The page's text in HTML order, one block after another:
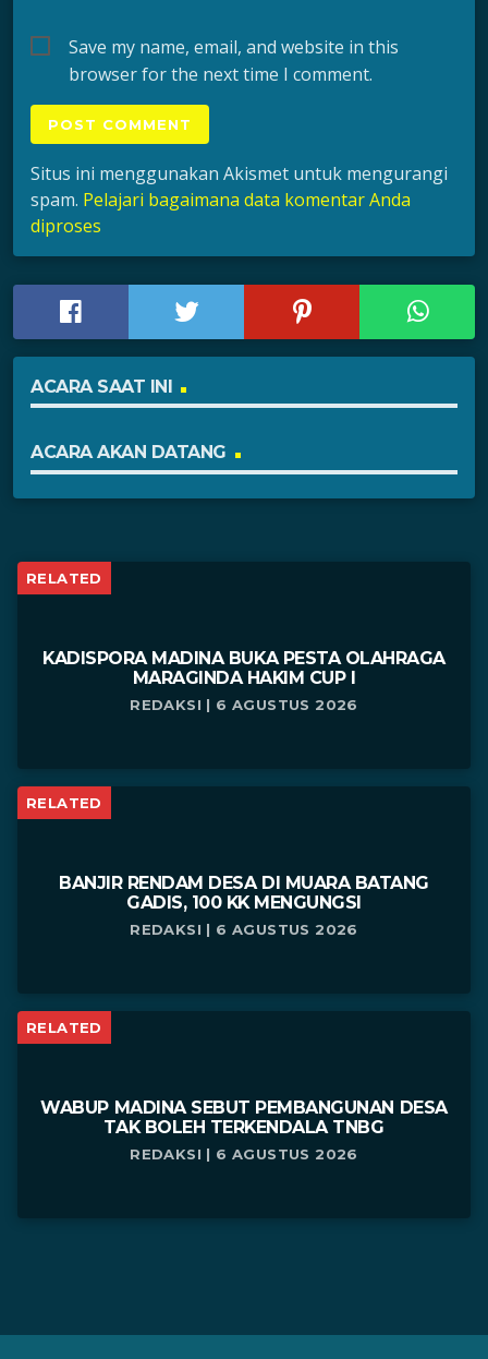
Save my name, email, and website in this
browser for the next time I comment.
Situs ini menggunakan Akismet untuk mengurangi
spam. Pelajari bagaimana data komentar Anda
diproses
ACARA SAAT INI
ACARA AKAN DATANG
RELATED
KADISPORA MADINA BUKA PESTA OLAHRAGA
MARAGINDA HAKIM CUP I
REDAKSI | 6 AGUSTUS 2026
RELATED
BANJIR RENDAM DESA DI MUARA BATANG
GADIS, 100 KK MENGUNGSI
REDAKSI | 6 AGUSTUS 2026
RELATED
WABUP MADINA SEBUT PEMBANGUNAN DESA
TAK BOLEH TERKENDALA TNBG
REDAKSI | 6 AGUSTUS 2026